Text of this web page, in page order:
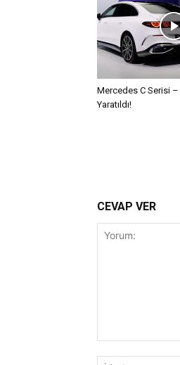
Mercedes C Serisi
Yaratıldı!
CEVAP VER